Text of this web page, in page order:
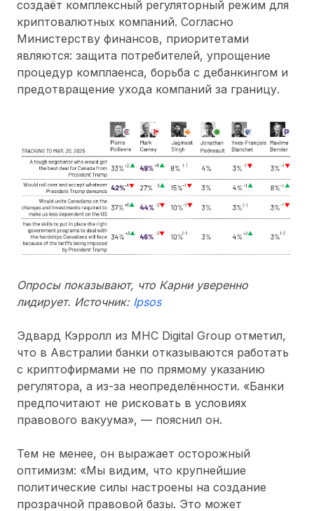
создаёт комплексный регуляторный режим для
криптовалютных компаний. Согласно
Министерству финансов, приоритетами
являются: защита потребителей, упрощение
процедур комплаенса, борьба с дебанкингом и
предотвращение ухода компаний за границу.
Опросы показывают, что Карни уверенно
лидирует. Источник: Ipsos
Эдвард Кэрролл из MHC Digital Group отметил,
что в Австралии банки отказываются работать
с криптофирмами не по прямому указанию
регулятора, а из-за неопределённости. «Банки
предпочитают не рисковать в условиях
правового вакуума», — пояснил он.
Тем не менее, он выражает осторожный
оптимизм: «Мы видим, что крупнейшие
политические силы настроены на создание
прозрачной правовой базы. Это может